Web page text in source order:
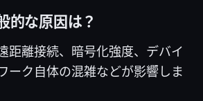
的な原因は？
距離接続、暗号化強度、デバイ
ーク自体の混雑などが影響しま